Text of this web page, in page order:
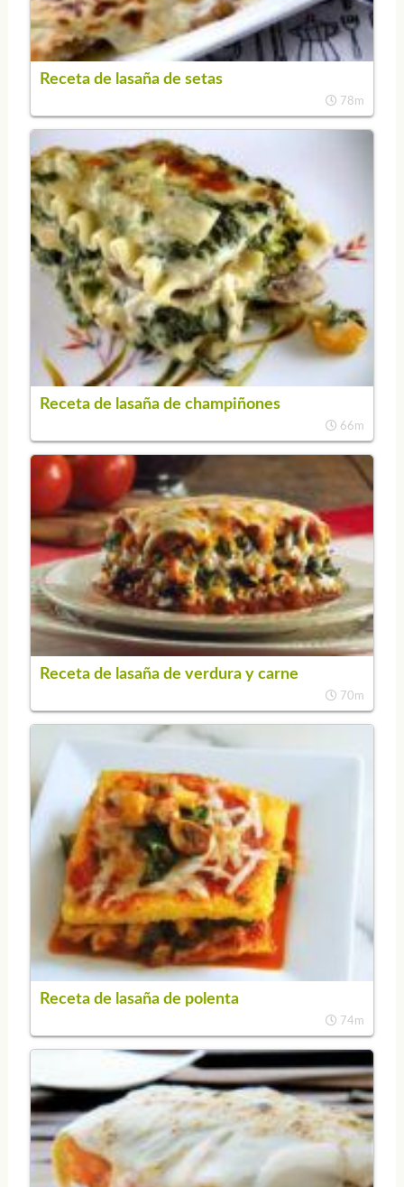
Receta de lasaña de setas
78m
Receta de lasaña de champiñones
66m
Receta de lasaña de verdura y carne
70m
Receta de lasaña de polenta
74m